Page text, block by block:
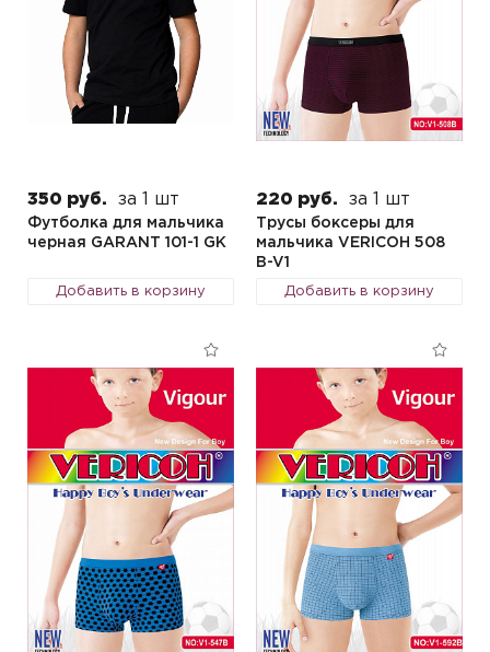
350 руб. за 1 шт
Футболка для мальчика
черная GARANT 101-1 GK
Добавить в корзину
220 руб. за 1 шт
Трусы боксеры для
мальчика VERICOH 508
B-V1
Добавить в корзину